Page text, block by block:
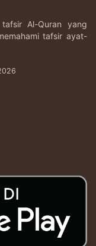
Al-Quran yang
tafsir ayat-